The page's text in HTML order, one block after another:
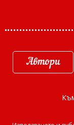
Автори